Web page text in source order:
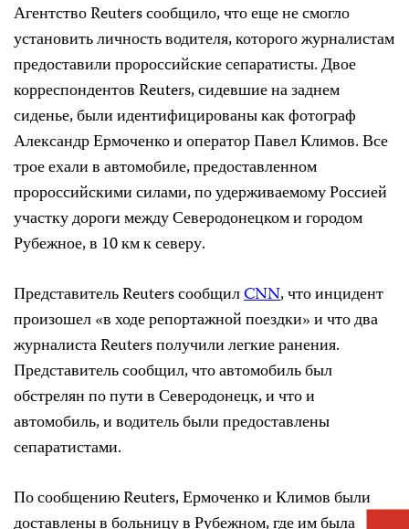
Агентство Reuters сообщило, что еще не смогло
установить личность водителя, которого журналистам
предоставили пророссийские сепаратисты. Двое
корреспондентов Reuters, сидевшие на заднем
сиденье, были идентифицированы как фотограф
Александр Ермоченко и оператор Павел Климов. Все
трое ехали в автомобиле, предоставленном
пророссийскими силами, по удерживаемому Россией
участку дороги между Северодонецком и городом
Рубежное, в 10 км к северу.
Представитель Reuters сообщилCNN, что инцидент
произошел «в ходе репортажной поездки» и что два
журналиста Reuters получили легкие ранения.
Представитель сообщил, что автомобиль был
обстрелян по пути в Северодонецк, и что и
автомобиль, и водитель были предоставлены
сепаратистами.
По сообщению Reuters, Ермоченко и Климов были